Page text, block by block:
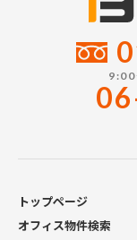
9:00
トップページ
オフィス物件検索